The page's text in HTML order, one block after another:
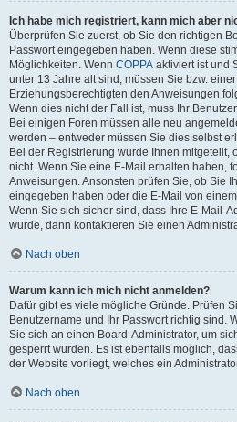
Ich habe mich registriert, kann mich aber
Überprüfen Sie zuerst, ob Sie den richtigen
Passwort eingegeben haben. Wenn diese
Möglichkeiten. Wenn COPPA aktiviert ist und
unter 13 Jahre alt sind, müssen Sie bzw.
Erziehungsberechtigten den Anweisungen
Wenn dies nicht der Fall ist, muss Ihr
Bei einigen Foren müssen alle neu
werden – entweder müssen Sie dies selbst
Bei der Registrierung wurde Ihnen mitgeteilt,
nicht. Wenn Sie eine E-Mail erhalten haben,
Anweisungen. Ansonsten prüfen Sie, ob Sie
eingegeben haben oder die E-Mail von
Wenn Sie sich sicher sind, dass Ihre E-Mail-
wurde, dann kontaktieren Sie einen
Nach oben
Warum kann ich mich nicht anmelden?
Dafür gibt es viele mögliche Gründe. Prüfen
Benutzername und Ihr Passwort richtig sind.
Sie sich an einen Board-Administrator, um
gesperrt wurden. Es ist ebenfalls möglich,
der Website vorliegt, welches ein
Nach oben